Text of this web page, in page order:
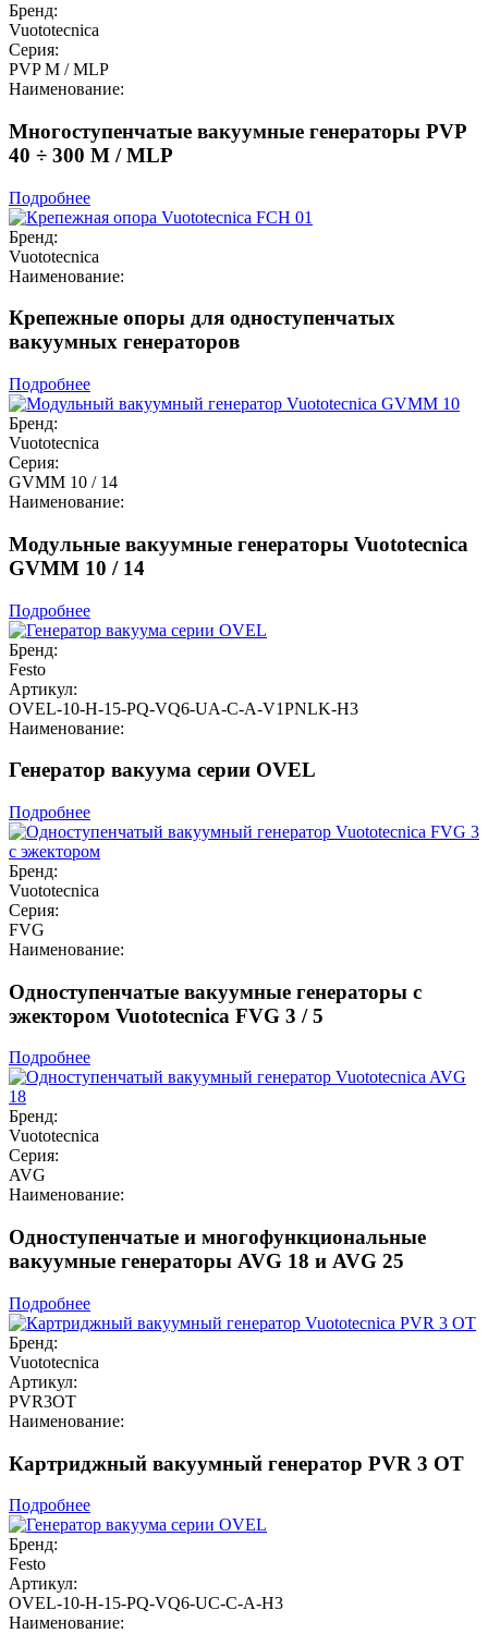
Бренд:
Vuototecnica
Серия:
PVP M / MLP
Наименование:
Многоступенчатые вакуумные генераторы PVP
40 ÷ 300 M / MLP
Подробнее
Бренд:
Vuototecnica
Наименование:
Крепежные опоры для одноступенчатых
вакуумных генераторов
Подробнее
Бренд:
Vuototecnica
Серия:
GVMM 10 / 14
Наименование:
Модульные вакуумные генераторы Vuototecnica
GVMM 10 / 14
Подробнее
Бренд:
Festo
Артикул:
OVEL-10-H-15-PQ-VQ6-UA-C-A-V1PNLK-H3
Наименование:
Генератор вакуума серии OVEL
Подробнее
Бренд:
Vuototecnica
Серия:
FVG
Наименование:
Одноступенчатые вакуумные генераторы с
эжектором Vuototecnica FVG 3 / 5
Подробнее
Бренд:
Vuototecnica
Серия:
AVG
Наименование:
Одноступенчатые и многофункциональные
вакуумные генераторы AVG 18 и AVG 25
Подробнее
Бренд:
Vuototecnica
Артикул:
PVR3OT
Наименование:
Картриджный вакуумный генератор PVR 3 OT
Подробнее
Бренд:
Festo
Артикул:
OVEL-10-H-15-PQ-VQ6-UC-C-A-H3
Наименование: